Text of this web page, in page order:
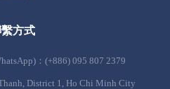
方式
：(+886) 095 807 2379
District 1, Ho Chi Minh City